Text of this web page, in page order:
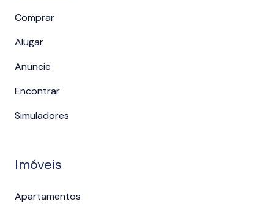
Comprar
Alugar
Anuncie
Encontrar
Simuladores
Imóveis
Apartamentos